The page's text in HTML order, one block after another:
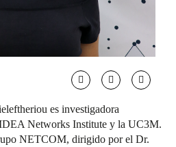
es investigadora
Networks Institute y la UC3M.
NETCOM, dirigido por el Dr.